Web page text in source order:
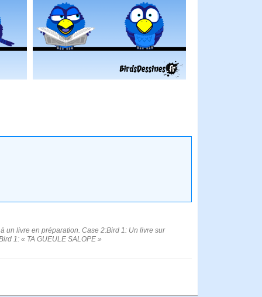
un livre en préparation. Case 2:Bird 1: Un livre sur
1: « TA GUEULE SALOPE »